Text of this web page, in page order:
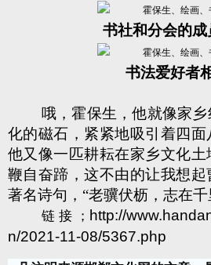
书社和分会的
书法爱好者
哦，霍保生，他就像家
化的磁石，紧紧地吸引着四面
他又像一匹耕耘在家乡文化
鞭自奋蹄，这不由的让我想
著名诗句，“老骥伏枥，志在千
链接； http://
n/2021-11-08/5367.php